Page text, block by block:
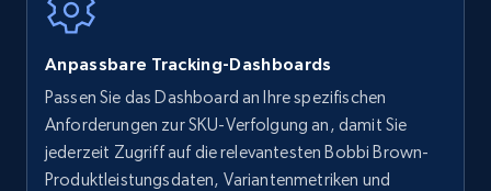
URL, Final price, Sku, Currency, Gtin,
Specifications, Image urls, Top reviews, and
more.
Anpassbare Tracking-Dashboards
Passen Sie das Dashboard an Ihre spezifischen
Anforderungen zur SKU-Verfolgung an, damit Sie
jederzeit Zugriff auf die relevantesten Bobbi Brown-
Produktleistungsdaten, Variantenmetriken und